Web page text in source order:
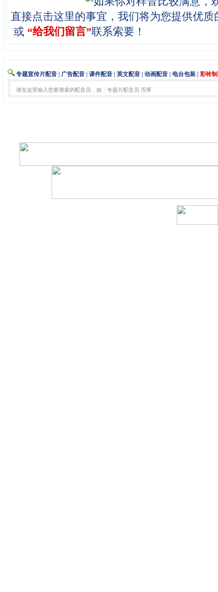
直接点击这里的
或 “给我们留言”联系索要！
专题宣传片配音 广告配音 课件配音 英文配音 动画配音 电台包装 彩铃